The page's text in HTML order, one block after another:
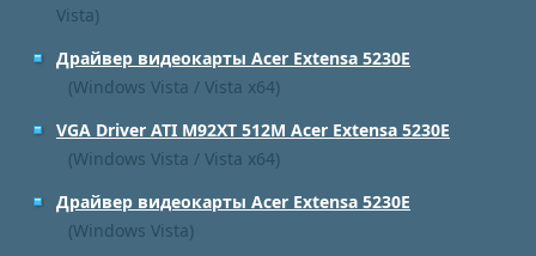
Vista)
Драйвер видеокарты Acer Extensa 5230E
(Windows Vista / Vista x64)
VGA Driver ATI M92XT 512M Acer Extensa 5230E
(Windows Vista / Vista x64)
Драйвер видеокарты Acer Extensa 5230E
(Windows Vista)